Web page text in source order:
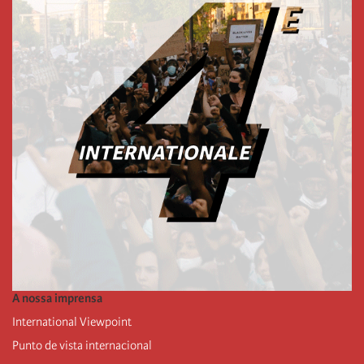
A nossa imprensa
International Viewpoint
Punto de vista internacional